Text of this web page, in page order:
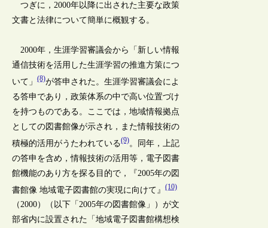
つぎに，2000年以降に出された主要な政策
文書と法律について簡単に概観する。
2000年，生涯学習審議会から「新しい情報
通信技術を活用した生涯学習の推進方策につ
いて」(8)が答申された。生涯学習審議会によ
る答申であり，政策体系の中で高い位置づけ
を持つものである。ここでは，地域情報拠点
としての図書館像が示され，また情報技術の
積極的活用がうたわれている(9)。同年，上記
の答申を含め，情報技術の活用等，電子図書
館機能のあり方を探る目的で，『2005年の図
書館像 地域電子図書館の実現に向けて』(10)
（2000）（以下「2005年の図書館像」）が文
部省内に設置された「地域電子図書館構想検